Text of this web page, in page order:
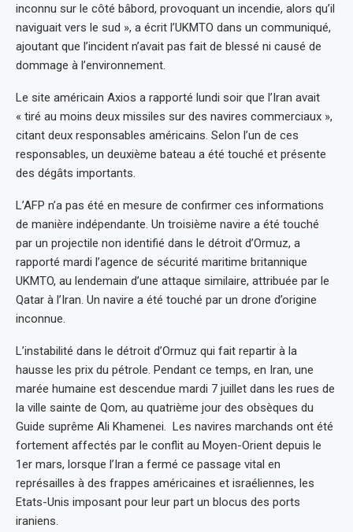
inconnu sur le côté bâbord, provoquant un incendie, alors qu’il
naviguait vers le sud », a écrit l’UKMTO dans un communiqué,
ajoutant que l’incident n’avait pas fait de blessé ni causé de
dommage à l’environnement.
Le site américain Axios a rapporté lundi soir que l’Iran avait
« tiré au moins deux missiles sur des navires commerciaux »,
citant deux responsables américains. Selon l’un de ces
responsables, un deuxième bateau a été touché et présente
des dégâts importants.
L’AFP n’a pas été en mesure de confirmer ces informations
de manière indépendante. Un troisième navire a été touché
par un projectile non identifié dans le détroit d’Ormuz, a
rapporté mardi l’agence de sécurité maritime britannique
UKMTO, au lendemain d’une attaque similaire, attribuée par le
Qatar à l’Iran. Un navire a été touché par un drone d’origine
inconnue.
L’instabilité dans le détroit d’Ormuz qui fait repartir à la
hausse les prix du pétrole. Pendant ce temps, en Iran, une
marée humaine est descendue mardi 7 juillet dans les rues de
la ville sainte de Qom, au quatrième jour des obsèques du
Guide suprême Ali Khamenei. Les navires marchands ont été
fortement affectés par le conflit au Moyen-Orient depuis le
1er mars, lorsque l’Iran a fermé ce passage vital en
représailles à des frappes américaines et israéliennes, les
Etats-Unis imposant pour leur part un blocus des ports
iraniens.